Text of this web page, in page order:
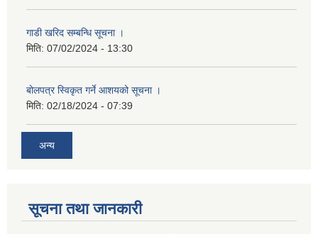
गाडी खरिद सम्बन्धि सूचना ।
मिति: 07/02/2024 - 13:30
बोलपत्र स्विकृत गर्ने आशयको सूचना ।
मिति: 02/18/2024 - 07:39
अन्य
सूचना तथा जानकारी